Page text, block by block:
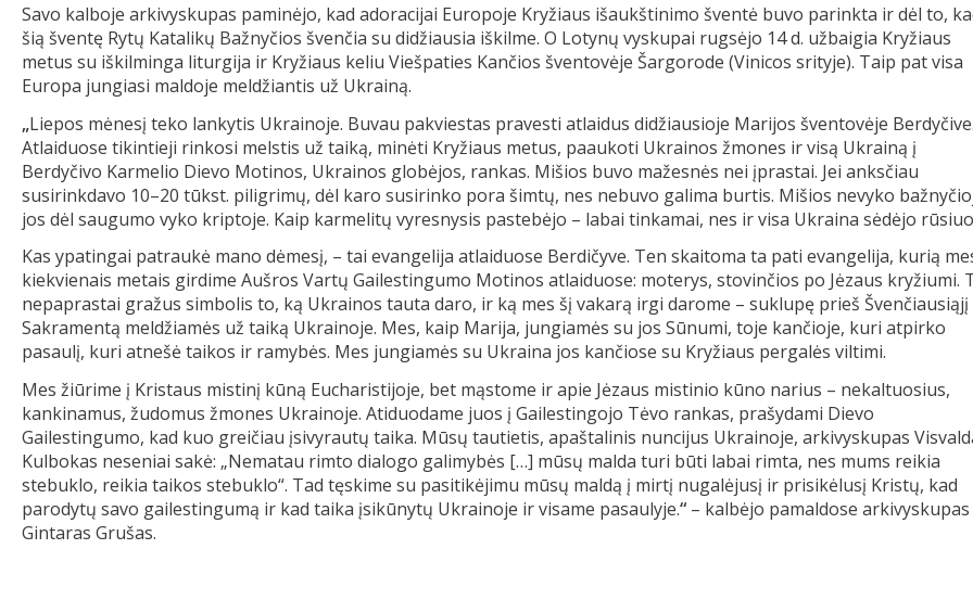
Savo kalboje arkivyskupas paminėjo, kad adoracijai Europoje Kryžiaus išaukštinimo šventė buvo parinkta ir dėl to,
šią šventę Rytų Katalikų Bažnyčios švenčia su didžiausia iškilme. O Lotynų vyskupai rugsėjo 14 d. užbaigia Kryžiaus
metus su iškilminga liturgija ir Kryžiaus keliu Viešpaties Kančios šventovėje Šargorode (Vinicos srityje). Taip pat visa
Europa jungiasi maldoje meldžiantis už Ukrainą.
„Liepos mėnesį teko lankytis Ukrainoje. Buvau pakviestas pravesti atlaidus didžiausioje Marijos šventovėje Berdyčive.
Atlaiduose tikintieji rinkosi melstis už taiką, minėti Kryžiaus metus, paaukoti Ukrainos žmones ir visą Ukrainą į
Berdyčivo Karmelio Dievo Motinos, Ukrainos globėjos, rankas. Mišios buvo mažesnės nei įprastai. Jei anksčiau
susirinkdavo 10–20 tūkst. piligrimų, dėl karo susirinko pora šimtų, nes nebuvo galima burtis. Mišios nevyko
jos dėl saugumo vyko kriptoje. Kaip karmelitų vyresnysis pastebėjo – labai tinkamai, nes ir visa Ukraina sėdėjo
Kas ypatingai patraukė mano dėmesį, – tai evangelija atlaiduose Berdičyve. Ten skaitoma ta pati evangelija, kurią
kiekvienais metais girdime Aušros Vartų Gailestingumo Motinos atlaiduose: moterys, stovinčios po Jėzaus kryžiumi.
nepaprastai gražus simbolis to, ką Ukrainos tauta daro, ir ką mes šį vakarą irgi darome – suklupę prieš Švenčiausiąjį
Sakramentą meldžiamės už taiką Ukrainoje. Mes, kaip Marija, jungiamės su jos Sūnumi, toje kančioje, kuri atpirko
pasaulį, kuri atnešė taikos ir ramybės. Mes jungiamės su Ukraina jos kančiose su Kryžiaus pergalės viltimi.
Mes žiūrime į Kristaus mistinį kūną Eucharistijoje, bet mąstome ir apie Jėzaus mistinio kūno narius – nekaltuosius,
kankinamus, žudomus žmones Ukrainoje. Atiduodame juos į Gailestingojo Tėvo rankas, prašydami Dievo
Gailestingumo, kad kuo greičiau įsivyrautų taika. Mūsų tautietis, apaštalinis nuncijus Ukrainoje, arkivyskupas
Kulbokas neseniai sakė: „Nematau rimto dialogo galimybės […] mūsų malda turi būti labai rimta, nes mums reikia
stebuklo, reikia taikos stebuklo“. Tad tęskime su pasitikėjimu mūsų maldą į mirtį nugalėjusį ir prisikėlusį Kristų, kad
parodytų savo gailestingumą ir kad taika įsikūnytų Ukrainoje ir visame pasaulyje.“ – kalbėjo pamaldose arkivyskupas
Gintaras Grušas.